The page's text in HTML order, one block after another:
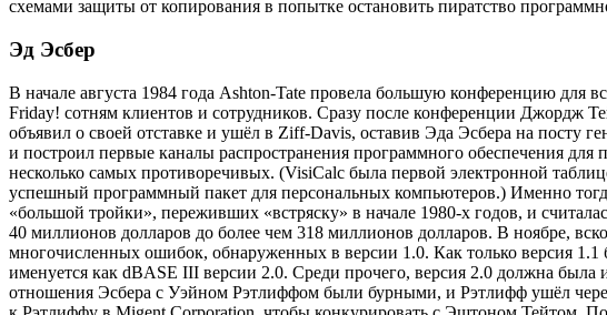
схемами защиты от копирования в попытке остановить пиратство
Эд Эсбер
В начале августа 1984 года Ashton-Tate провела большую конференцию для
Friday! сотням клиентов и сотрудников. Сразу после конференции Джордж
объявил о своей отставке и ушёл в Ziff-Davis, оставив Эда Эсбера на посту
и построил первые каналы распространения программного обеспечения
несколько самых противоречивых. (VisiCalc была первой электронной
успешный программный пакет для персональных компьютеров.) Именно
«большой тройки», переживших «встряску» в начале 1980-х годов, и
40 миллионов долларов до более чем 318 миллионов долларов. В ноябре,
многочисленных ошибок, обнаруженных в версии 1.0. Как только версия 1.1
именуется как dBASE III версии 2.0. Среди прочего, версия 2.0 должна
отношения Эсбера с Уэйном Рэтлиффом были бурными, и Рэтлифф ушёл